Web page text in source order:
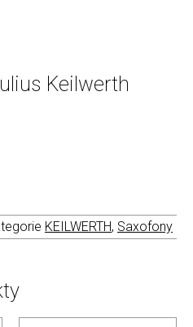
Keilwerth
KEILWERTH, Saxofony